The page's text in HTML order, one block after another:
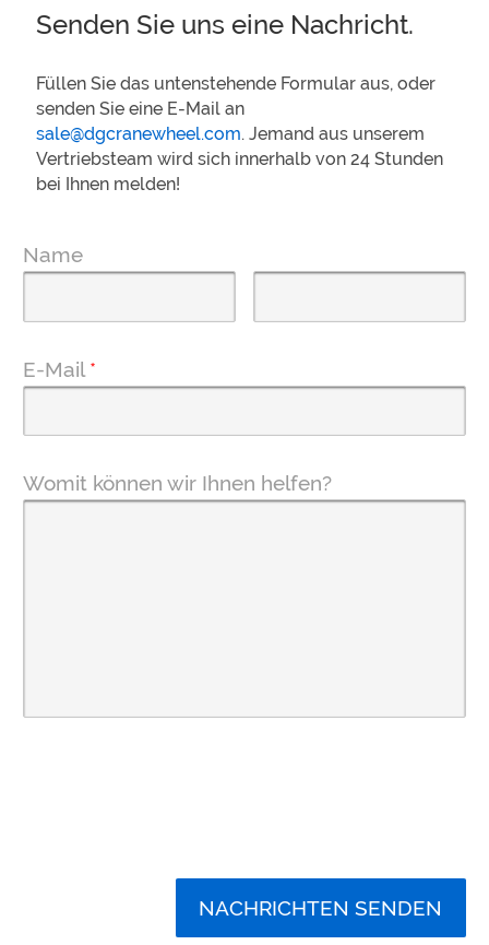
Senden Sie uns eine Nachricht.
Füllen Sie das untenstehende Formular aus, oder
senden Sie eine E-Mail an
sale@dgcranewheel.com. Jemand aus unserem
Vertriebsteam wird sich innerhalb von 24 Stunden
bei Ihnen melden!
Name
E-Mail *
Womit können wir Ihnen helfen?
NACHRICHTEN SENDEN